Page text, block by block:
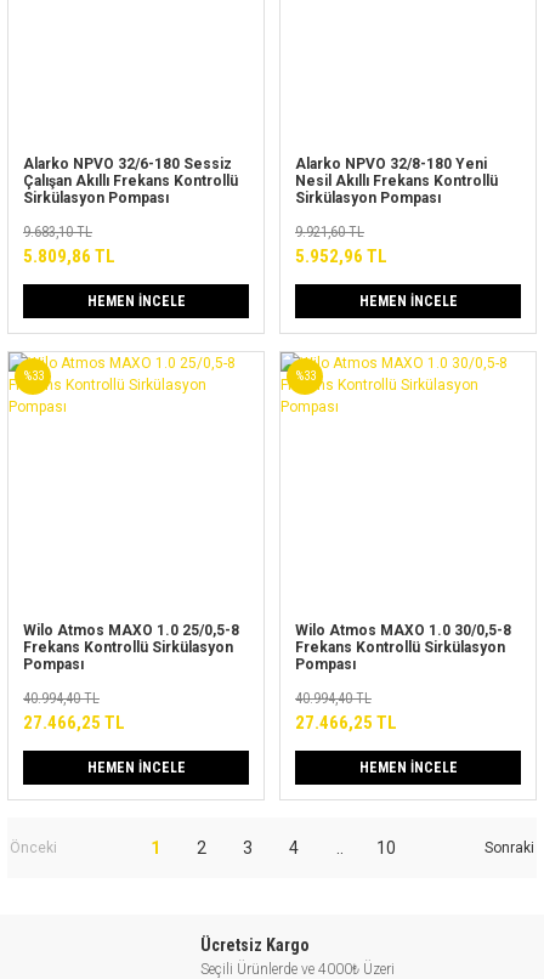
Alarko NPVO 32/6-180 Sessiz
Çalışan Akıllı Frekans Kontrollü
Sirkülasyon Pompası
9.683,10 TL
5.809,86 TL
HEMEN İNCELE
Alarko NPVO 32/8-180 Yeni
Nesil Akıllı Frekans Kontrollü
Sirkülasyon Pompası
9.921,60 TL
5.952,96 TL
HEMEN İNCELE
%33
Wilo Atmos MAXO 1.0 25/0,5-8
Frekans Kontrollü Sirkülasyon
Pompası
40.994,40 TL
27.466,25 TL
HEMEN İNCELE
%33
Wilo Atmos MAXO 1.0 30/0,5-8
Frekans Kontrollü Sirkülasyon
Pompası
40.994,40 TL
27.466,25 TL
HEMEN İNCELE
1 2 3 4 10
Ücretsiz Kargo
Seçili Ürünlerde ve 4000₺ Üzeri